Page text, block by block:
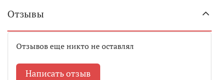
Отзывы
Отзывов еще никто не оставлял
Написать отзыв